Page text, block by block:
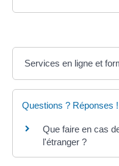
Services en ligne et
Questions ? Réponses !
Que faire en cas
l'étranger ?